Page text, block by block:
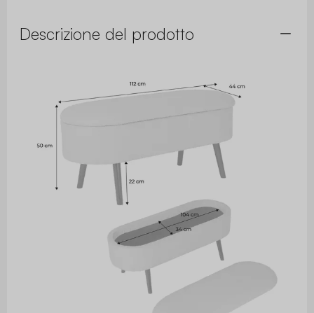
Descrizione del prodotto